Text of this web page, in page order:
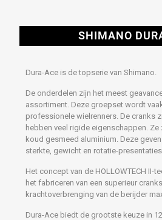
SHIMANO
Dura-Ace is de topserie van Shimano.
De onderdelen zijn het meest
assortiment. Deze groepset wordt
professionele wielrenners. De cranks
hebben veel rigide eigenschappen.
koud gesmeed aluminium. Deze
sterkte, gewicht en rotatie-presentaties.
Het concept van de HOLLOWTECH II-
het fabriceren van een superieur
krachtoverbrenging van de berijder
Dura-Ace biedt de grootste keuze in